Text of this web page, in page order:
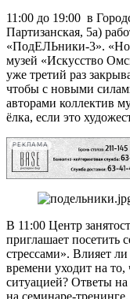
11:00 до 19:00 в
Партизанская, 5а)
«ПодЕЛЬники-3».
музей «Искусство
уже третий раз
чтобы с новыми
авторами коллектив
ёлка, если это
РЕКЛАМА
В 11:00 Центр
приглашает посетить
стрессами». Влияет
времени уходит на то,
ситуацией? Ответы